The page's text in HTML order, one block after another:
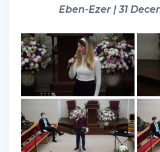
Eben-Ezer | 31